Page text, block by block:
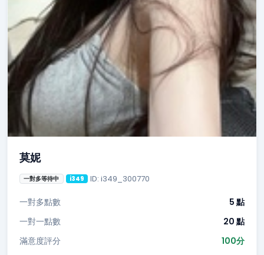
莫妮
一對多等待中 i349 ID: i349_300770
一對多點數
5 點
一對一點數
20 點
滿意度評分
100分